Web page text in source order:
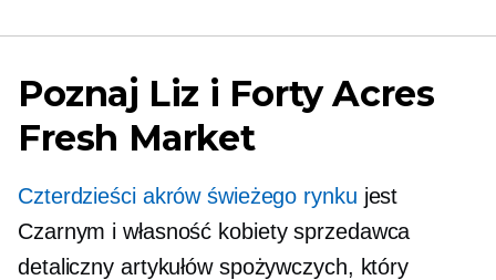
Poznaj Liz i Forty Acres
Fresh Market
Czterdzieści akrów świeżego rynku jest
Czarnym iwłasność kobietysprzedawca
detaliczny artykułów spożywczych, który